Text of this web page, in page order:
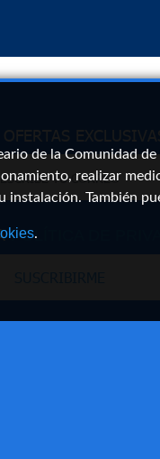
de la Comunidad
realizar
instalación. También
.
POLÍTICA DE